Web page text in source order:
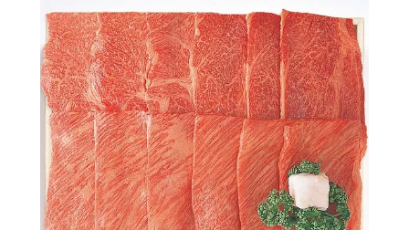
2025/07/14
お届け先1か所に付き10,800円（税込）以上ご購
入で送料無料(^^)/（ただし例外（冷凍商品を同梱された場合な
ど）もございます）
2025/07/14
会員登録後のお買い物がお得に！！ポイントにつ
いても変更しました<(_ _)>
2025/05/13
天狗ハムオンラインショップ会員様限定！
3％OFF商品を増やしました(^^)/
2025/01/05
「お肉」のご注文は「お急ぎ便」「当日出荷」の
対象外です。詳しくは各ページの「商品説明」欄をご確認くださ
2025/01/05
【ご注意】配送をお急ぎの方は、日付指定をせず
に、備考欄にその旨をご記入ください。品物が準備出来次第、発